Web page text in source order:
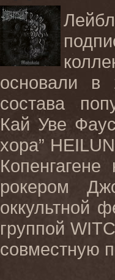
основали в
состава
Кай Уве
хора”
рокером
оккультной
группой
совместную